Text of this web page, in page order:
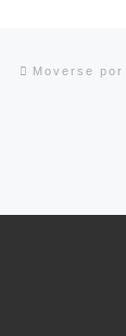
Moverse